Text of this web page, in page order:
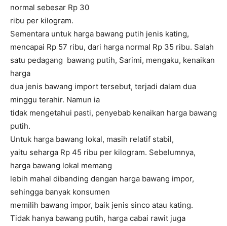
normal sebesar Rp 30
ribu per kilogram.
Sementara untuk harga bawang putih jenis kating,
mencapai Rp 57 ribu, dari harga normal Rp 35 ribu. Salah
satu pedagang bawang putih, Sarimi, mengaku, kenaikan
harga
dua jenis bawang import tersebut, terjadi dalam dua
minggu terahir. Namun ia
tidak mengetahui pasti, penyebab kenaikan harga bawang
putih.
Untuk harga bawang lokal, masih relatif stabil,
yaitu seharga Rp 45 ribu per kilogram. Sebelumnya,
harga bawang lokal memang
lebih mahal dibanding dengan harga bawang impor,
sehingga banyak konsumen
memilih bawang impor, baik jenis sinco atau kating.
Tidak hanya bawang putih, harga cabai rawit juga